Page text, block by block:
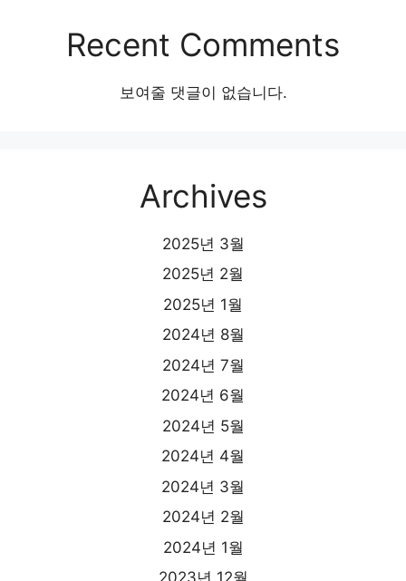
Recent Comments
보여줄 댓글이 없습니다.
Archives
2025년 3월
2025년 2월
2025년 1월
2024년 8월
2024년 7월
2024년 6월
2024년 5월
2024년 4월
2024년 3월
2024년 2월
2024년 1월
2023년 12월